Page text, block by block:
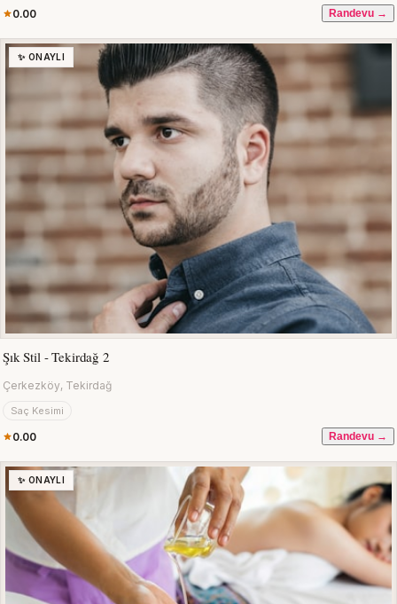
0.00 Randevu →
✨ ONAYLI
Şık Stil - Tekirdağ 2
Çerkezköy, Tekirdağ
Saç Kesimi
0.00 Randevu →
✨ ONAYLI